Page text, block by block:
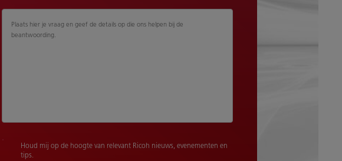
Plaats hier je vraag en geef de details op die ons helpen bij de
beantwoording.
Houd mij op de hoogte van relevant Ricoh nieuws, evenementen en
tips.